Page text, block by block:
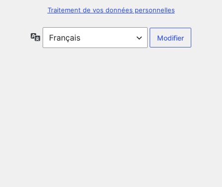
Traitement de vos données personnelles
Langue